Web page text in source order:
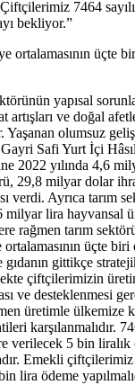
Çiftçilerimiz 7464
bekliyor.”
ortalamasının üçte
yapısal
artışları ve doğal
Yaşanan olumsuz
Gayri Safi Yurt İçi
2022 yılında 4,6
29,8 milyar dolar
verdi. Ayrıca tarım
lira hayvansal
rağmen tarım
üçte biri
gittikçe
çiftçilerimizin
ve desteklenmesi
üretimle ülkemize
karşılanmalıdır.
verilecek 5 bin
Emekli
lira ödeme